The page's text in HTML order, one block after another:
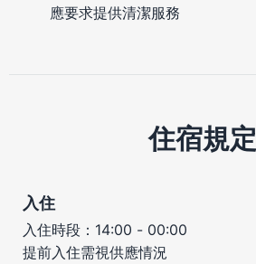
應要求提供清潔服務
住宿規定
入住
入住時段：14:00 - 00:00
提前入住需視供應情況